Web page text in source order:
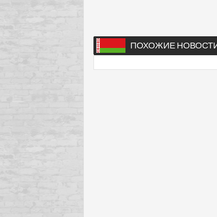
ПОХОЖИЕ